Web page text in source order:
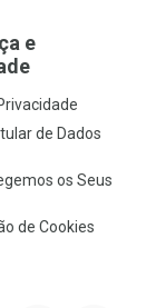
e
de Dados
os Seus
de Cookies